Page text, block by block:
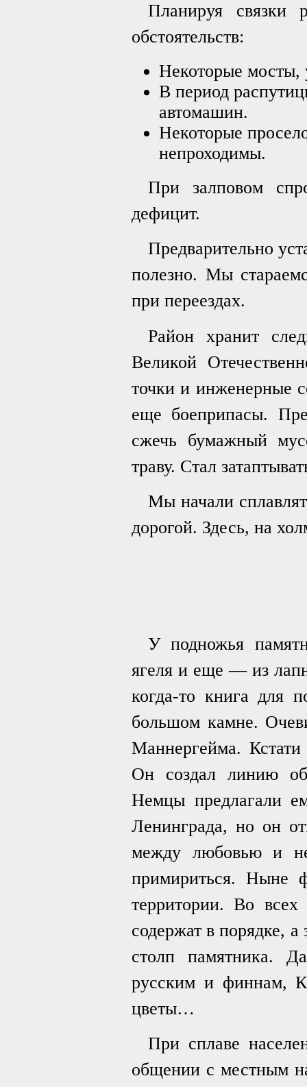
Планируя связки
обстоятельств:
Некоторые мосты,
В период
автомашин.
Некоторые
непроходимы.
При залповом
дефицит.
Предварительно
полезно. Мы
при переездах.
Район хранит
Великой
точки и инженерные
еще боеприпасы.
сжечь бумажный
траву. Стал
Мы начали
дорогой. Здесь, на
У подножья
ягеля и еще — из
когда-то книга для
большом камне.
Маннергейма.
Он создал линию
Немцы предлагали
Ленинграда, но он
между любовью и
примириться. Ныне
территории. Во всех
содержат в порядке,
столп памятника.
русским и финнам,
цветы…
При сплаве
общении с местным